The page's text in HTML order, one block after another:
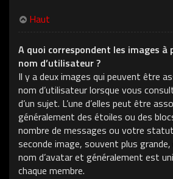
Haut
A quoi correspondent les images à
nom d’utilisateur ?
Il y a deux images qui peuvent être
nom d’utilisateur lorsque vous
d’un sujet. L’une d’elles peut être
généralement des étoiles ou des
nombre de messages ou votre
seconde image, souvent plus
nom d’avatar et généralement est
chaque membre.